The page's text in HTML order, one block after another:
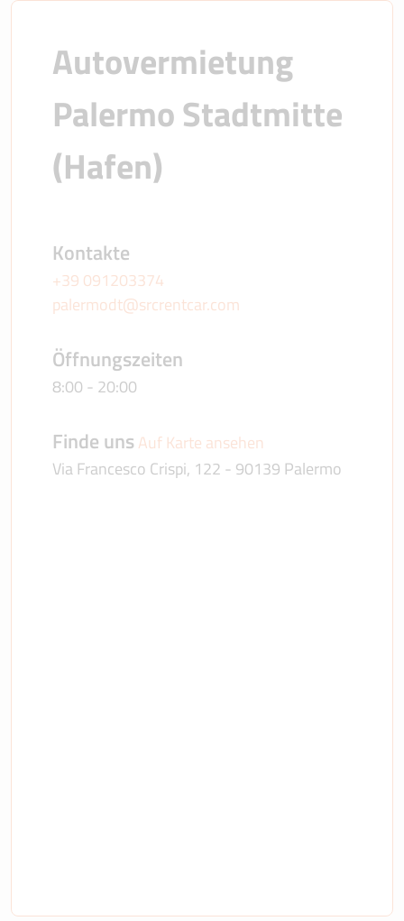
Autovermietung
Palermo Stadtmitte
(Hafen)
Kontakte
+39 091203374
palermodt@srcrentcar.com
Öffnungszeiten
8:00 - 20:00
Finde uns Auf Karte ansehen
Via Francesco Crispi, 122 - 90139 Palermo